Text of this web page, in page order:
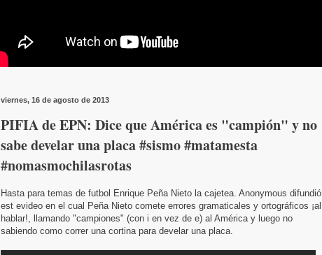
viernes, 16 de agosto de 2013
PIFIA de EPN: Dice que América es "campión" y no
sabe develar una placa #sismo #matamesta
#nomasmochilasrotas
Hasta para temas de futbol Enrique Peña Nieto la cajetea. Anonymous difundió
est evideo en el cual Peña Nieto comete errores gramaticales y ortográficos ¡al
hablar!, llamando "campiones" (con i en vez de e) al América y luego no
sabiendo como correr una cortina para develar una placa.